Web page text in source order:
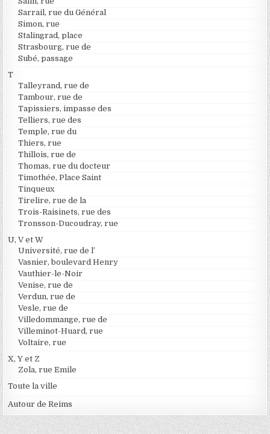
Sarrail, rue du Général
Simon, rue
Stalingrad, place
Strasbourg, rue de
Subé, passage
T
Talleyrand, rue de
Tambour, rue de
Tapissiers, impasse des
Telliers, rue des
Temple, rue du
Thiers, rue
Thillois, rue de
Thomas, rue du docteur
Timothée, Place Saint
Tinqueux
Tirelire, rue de la
Trois-Raisinets, rue des
Tronsson-Ducoudray, rue
U, V et W
Université, rue de l’
Vasnier, boulevard Henry
Vauthier-le-Noir
Venise, rue de
Verdun, rue de
Vesle, rue de
Villedommange, rue de
Villeminot-Huard, rue
Voltaire, rue
X, Y et Z
Zola, rue Emile
Toute la ville
Autour de Reims